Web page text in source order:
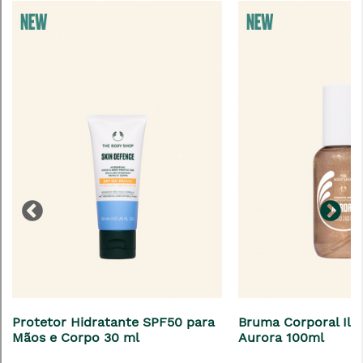
Protetor Hidratante SPF50 para
Mãos e Corpo 30 ml
Bruma Corporal
Aurora 100ml